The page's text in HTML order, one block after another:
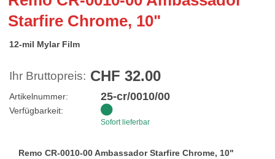
Starfire Chrome, 10"
12-mil Mylar Film
Ihr Bruttopreis: CHF 32.00
Artikelnummer: 25-cr/0010/00
Verfügbarkeit:
Sofort lieferbar
Remo CR-0010-00 Ambassador Starfire Chrome, 10"